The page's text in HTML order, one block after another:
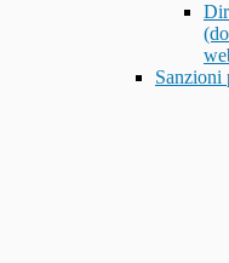
Sanzioni